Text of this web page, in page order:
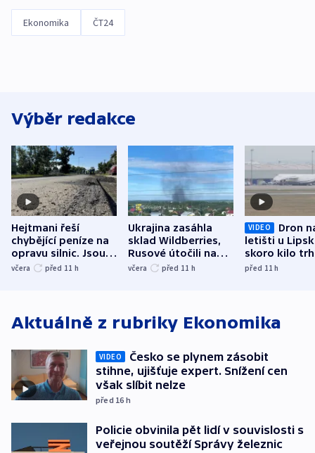
Ekonomika ČT24
Výběr redakce
Hejtmani řeší
chybějící peníze na
opravu silnic. Jsou
nenárokové, namítá
včera před 11 h
Ukrajina zasáhla
sklad Wildberries,
Rusové útočili na
trh, hasiče či
včera před 11 h
VIDEO
Dron
letišti u
skoro kilo
indicie
před 11h
Aktuálně z rubriky Ekonomika
VIDEO
Česko se plynem zásobit
stihne, ujišťuje expert. Snížení cen
však slíbit nelze
před 16 h
Policie obvinila pět lidí v souvislosti s
veřejnou soutěží Správy železnic